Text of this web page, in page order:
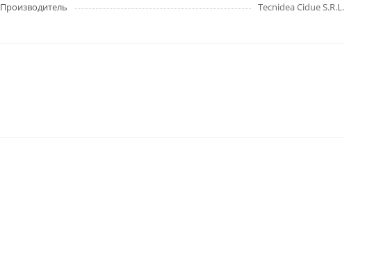
Производитель
Tecnidea Cidue S.R.L.